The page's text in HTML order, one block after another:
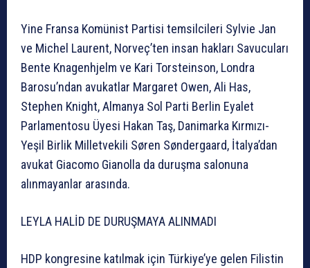
Yine Fransa Komünist Partisi temsilcileri Sylvie Jan
ve Michel Laurent, Norveç’ten insan hakları Savucuları
Bente Knagenhjelm ve Kari Torsteinson, Londra
Barosu’ndan avukatlar Margaret Owen, Ali Has,
Stephen Knight, Almanya Sol Parti Berlin Eyalet
Parlamentosu Üyesi Hakan Taş, Danimarka Kırmızı-
Yeşil Birlik Milletvekili Søren Søndergaard, İtalya’dan
avukat Giacomo Gianolla da duruşma salonuna
alınmayanlar arasında.
LEYLA HALİD DE DURUŞMAYA ALINMADI
HDP kongresine katılmak için Türkiye’ye gelen Filistin